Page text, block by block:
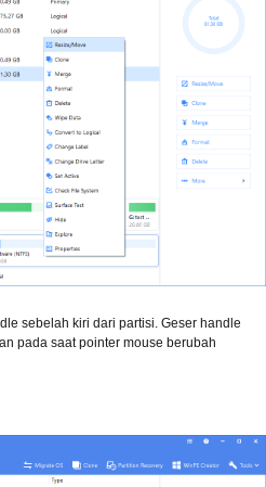
sebelah kiri dari partisi. Geser handle
pada saat pointer mouse berubah